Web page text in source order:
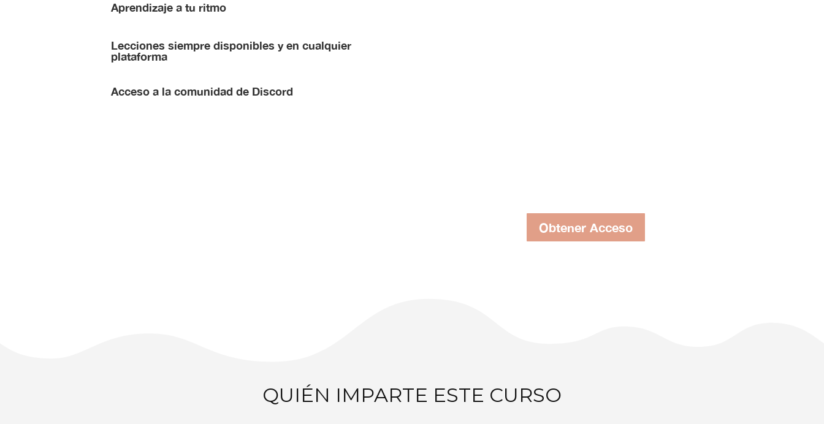
Aprendizaje a tu ritmo
Lecciones siempre disponibles y en cualquier
plataforma
Acceso a la comunidad de Discord
Obtener Acceso
QUIÉN IMPARTE ESTE CURSO